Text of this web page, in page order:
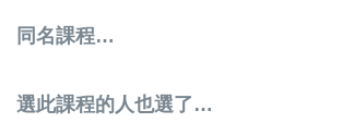
同名課程…
選此課程的人也選了…